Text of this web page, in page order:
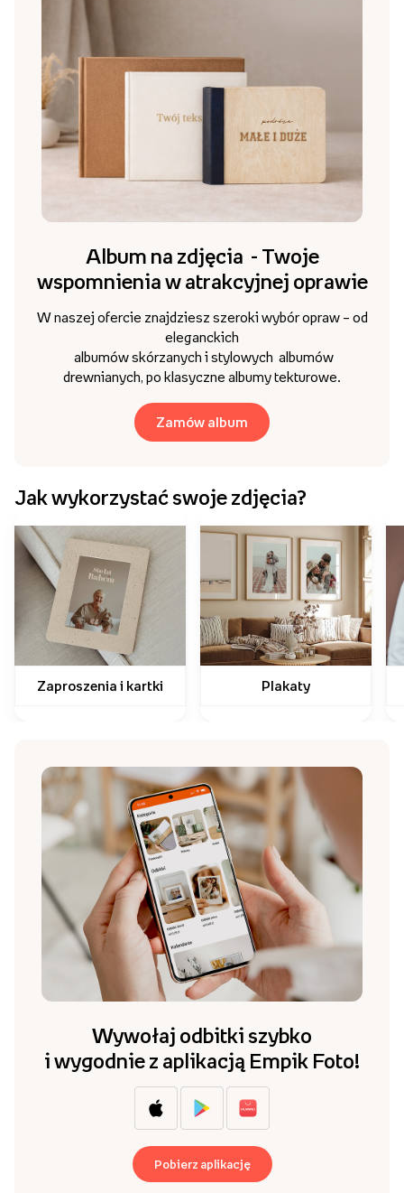
Album na zdjęcia - Twoje
wspomnienia w atrakcyjnej oprawie
W naszej ofercie znajdziesz szeroki wybór opraw – od
eleganckich
albumów skórzanych i stylowych albumów
drewnianych, po klasyczne albumy tekturowe.
Zamów album
Jak wykorzystać swoje zdjęcia?
Zaproszenia i kartki Plakaty
Wywołaj odbitki szybko
i wygodnie z aplikacją Empik Foto!
Pobierz aplikację